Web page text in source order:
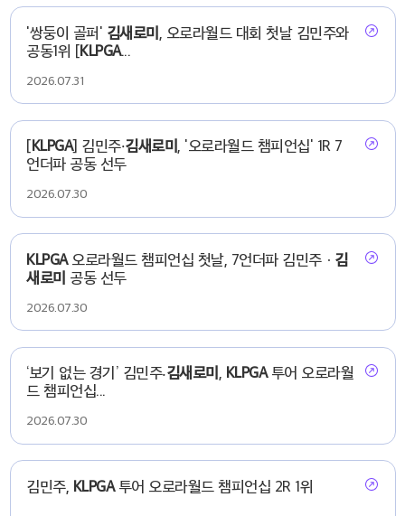
'쌍둥이 골퍼' 김새로미 , 오로라월드 대회 첫날 김민주와
공동1위 [KLPGA...
2026.07.31
[KLPGA] 김민주·김새로미 , '오로라월드 챔피언십' 1R 7
언더파 공동 선두
2026.07.30
KLPGA오로라월드 챔피언십 첫날, 7언더파 김민주ㆍ 김
새로미 공동 선두
2026.07.30
‘보기 없는 경기’ 김민주‧김새로미 KLPGA투어 오로라월
드 챔피언십...
2026.07.30
김민주, KLPGA투어 오로라월드 챔피언십 2R 1위